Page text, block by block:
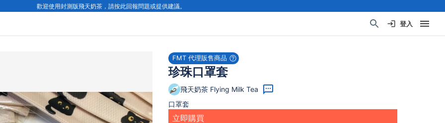
歡迎使用封測版飛天奶茶，請按此回報問題或提供建議。
登入
FMT 代理販售商品
珍珠口罩套
飛天奶茶 Flying Milk Tea
口罩套
立即購買